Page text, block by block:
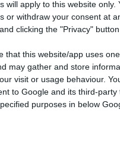
will apply to this website only.
or withdraw your consent at
clicking the "Privacy"
that this website/app uses
may gather and store
visit or usage behaviour.
to Google and its third-
purposes in below